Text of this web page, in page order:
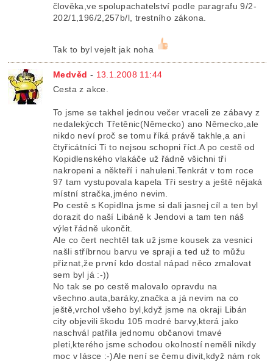
člověka,ve spolupachatelství podle paragrafu 9/2-
202/1,196/2,257b/l, trestního zákona.
Tak to byl vejelt jak noha
Medvěd - 13.1.2008 11:44
Cesta z akce.
To jsme se takhel jednou večer vraceli ze zábavy z
nedalekýcch Třetěnic(Německo) ano Německo,ale
nikdo neví proč se tomu říká právě takhle,a ani
čtyřicátníci Ti to nejsou schopni říct.A po cestě od
Kopidlenského vlakáče už řádně všichni tři
nakropeni a někteří i nahuleni.Tenkrát v tom roce
97 tam vystupovala kapela Tři sestry a ještě nějaká
místní stračka,jméno nevim.
Po cestě s Kopidlna jsme si dali jasnej cíl a ten byl
dorazit do naší Libáně k Jendovi a tam ten náš
výlet řádně ukončit.
Ale co čert nechtěl tak už jsme kousek za vesnici
našli stříbrnou barvu ve spraji a ted už to můžu
přiznat,že první kdo dostal nápad něco zmalovat
sem byl já :-))
No tak se po cestě malovalo opravdu na
všechno.auta,baráky,značka a já nevim na co
ještě,vrchol všeho byl,když jsme na okraji Libán
city objevili škodu 105 modré barvy,která jako
naschvál patřila jednomu občanovi tmavé
pleti,kterého jsme schodou okolností neměli nikdy
moc v lásce :-)Ale není se čemu divit,když nám rok